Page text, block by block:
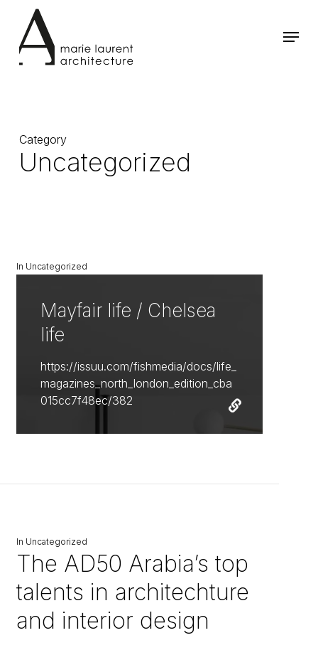
main
content
Menu
Category
Uncategorized
In Uncategorized
Mayfair life / Chelsea
life
https://issuu.com/fishmedia/docs/life_
magazines_north_london_edition_cba
015cc7f48ec/382
In Uncategorized
The AD50 Arabia’s top
talents in architechture
and interior design